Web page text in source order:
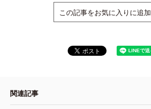
この記事をお気に入りに追加
関連記事